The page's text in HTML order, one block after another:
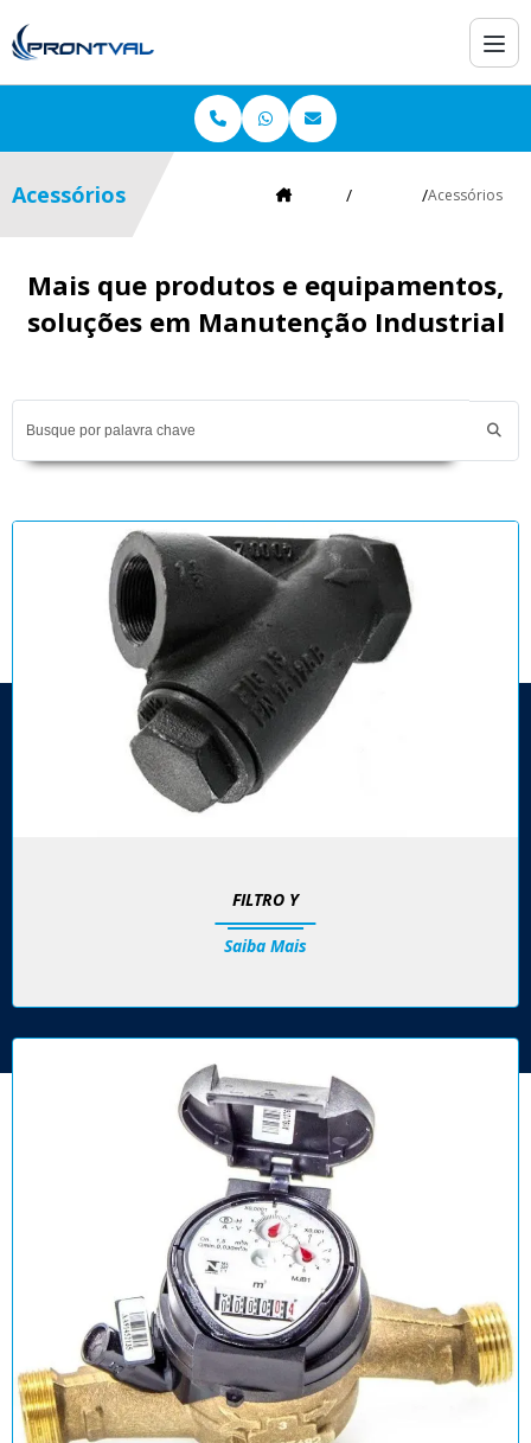
Acessórios
Acessórios
Mais que produtos e equipamentos,
soluções em Manutenção Industrial
FILTRO Y
Saiba Mais